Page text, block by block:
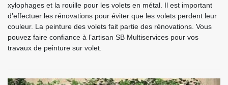
xylophages et la rouille pour les volets en métal. Il est important
d’effectuer les rénovations pour éviter que les volets perdent leur
couleur. La peinture des volets fait partie des rénovations. Vous
pouvez faire confiance à l’artisan SB Multiservices pour vos
travaux de peinture sur volet.